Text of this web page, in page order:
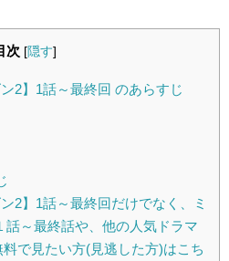
次 [隠す]
2】1話～最終回 のあらすじ
2】1話～最終回だけでなく、ミ
話～最終話や、他の人気ドラマ
で見たい方(見逃した方)はこち